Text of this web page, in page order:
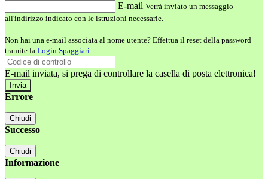
E-mail Verrà inviato un messaggio
all'indirizzo indicato con le istruzioni necessarie.
Non hai una e-mail associata al nome utente? Effettua il reset della password
tramite la Login Spaggiari
E-mail inviata, si prega di controllare la casella di posta elettronica!
Errore
Chiudi
Successo
Chiudi
Informazione